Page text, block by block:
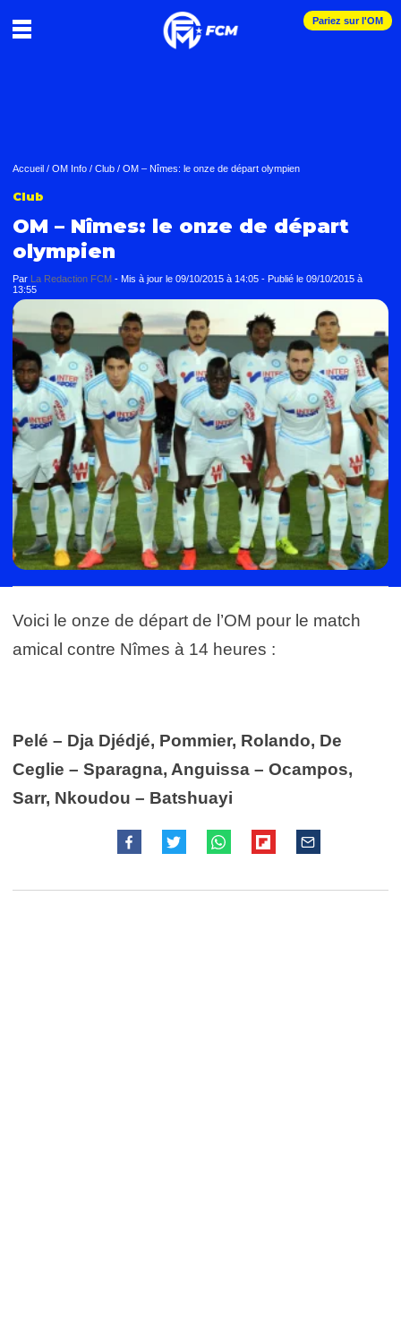
Pariez sur l'OM
Accueil / OM Info / Club / OM – Nîmes: le onze de départ olympien
Club
OM – Nîmes: le onze de départ
olympien
Par La Redaction FCM - Mis à jour le 09/10/2015 à 14:05 - Publié le 09/10/2015 à
13:55
Voici le onze de départ de l’OM pour le match
amical contre Nîmes à 14 heures :
Pelé – Dja Djédjé, Pommier, Rolando, De
Ceglie – Sparagna, Anguissa – Ocampos,
Sarr, Nkoudou – Batshuayi